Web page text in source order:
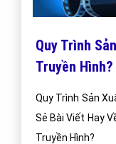
Quy Trình
Truyền Hình?
Quy Trình Sản
Sẻ Bài Viết Hay
Truyền Hình?